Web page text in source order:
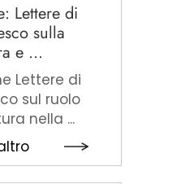
Lettere di
sulla
e ...
Lettere di
sul ruolo
nella ...